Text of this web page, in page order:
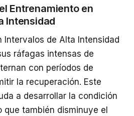
Entrenamiento en
Intensidad
Intervalos de Alta Intensidad
ráfagas intensas de
con períodos de
la recuperación. Este
a desarrollar la condición
que también disminuye el